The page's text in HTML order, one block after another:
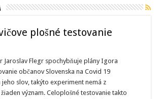
plošné testovanie
Jaroslav Flegr spochybňuje plány Igora
občanov Slovenska na Covid 19
slov, takýto experiment nemá z
význam. Celoplošné testovanie takto